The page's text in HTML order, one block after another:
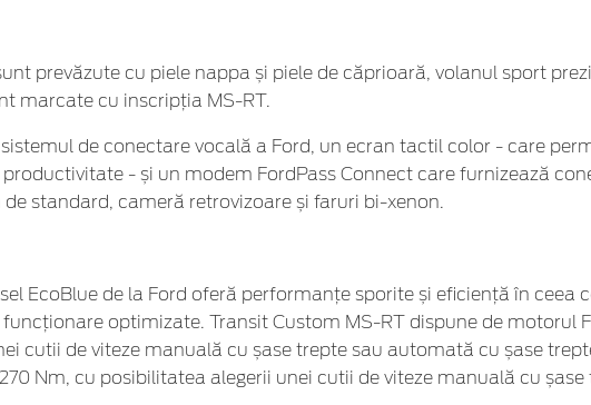
prevăzute cu piele nappa și piele de căprioară, volanul sport
marcate cu inscripția MS-RT.
de conectare vocală a Ford, un ecran tactil color - care
- și un modem FordPass Connect care furnizează
standard, cameră retrovizoare și faruri bi-xenon.
EcoBlue de la Ford oferă performanțe sporite și eficiență în ceea
optimizate. Transit Custom MS-RT dispune de motorul
cutii de viteze manuală cu șase trepte sau automată cu șase
270 Nm, cu posibilitatea alegerii unei cutii de viteze manuală cu